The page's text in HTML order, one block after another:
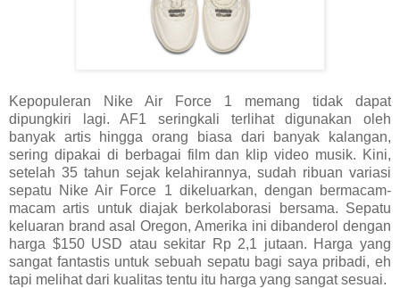
Kepopuleran Nike Air Force 1 memang tidak dapat
dipungkiri lagi. AF1 seringkali terlihat digunakan oleh
banyak artis hingga orang biasa dari banyak kalangan,
sering dipakai di berbagai film dan klip video musik. Kini,
setelah 35 tahun sejak kelahirannya, sudah ribuan variasi
sepatu Nike Air Force 1 dikeluarkan, dengan bermacam-
macam artis untuk diajak berkolaborasi bersama. Sepatu
keluaran brand asal Oregon, Amerika ini dibanderol dengan
harga $150 USD atau sekitar Rp 2,1 jutaan. Harga yang
sangat fantastis untuk sebuah sepatu bagi saya pribadi, eh
tapi melihat dari kualitas tentu itu harga yang sangat sesuai.